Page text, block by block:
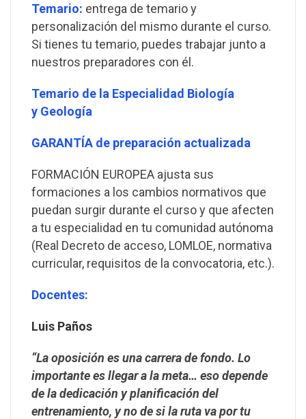
Temario: entrega de temario y
personalización del mismo durante el curso.
Si tienes tu temario, puedes trabajar junto a
nuestros preparadores con él.
Temario de la Especialidad Biología
y Geología
GARANTÍA de preparación actualizada
FORMACIÓN EUROPEA ajusta sus
formaciones a los cambios normativos que
puedan surgir durante el curso y que afecten
a tu especialidad en tu comunidad autónoma
(Real Decreto de acceso, LOMLOE, normativa
curricular, requisitos de la convocatoria, etc.).
Docentes:
Luis Paños
“La oposición es una carrera de fondo. Lo
importante es llegar a la meta… eso depende
de la dedicación y planificación del
entrenamiento, y no de si la ruta va por tu